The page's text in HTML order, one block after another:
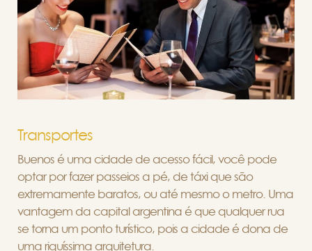
Transportes
Buenos é uma cidade de acesso fácil, você pode
optar por fazer passeios a pé, de táxi que são
extremamente baratos, ou até mesmo o metro. Uma
vantagem da capital argentina é que qualquer rua
se torna um ponto turístico, pois a cidade é dona de
uma riquíssima arquitetura.